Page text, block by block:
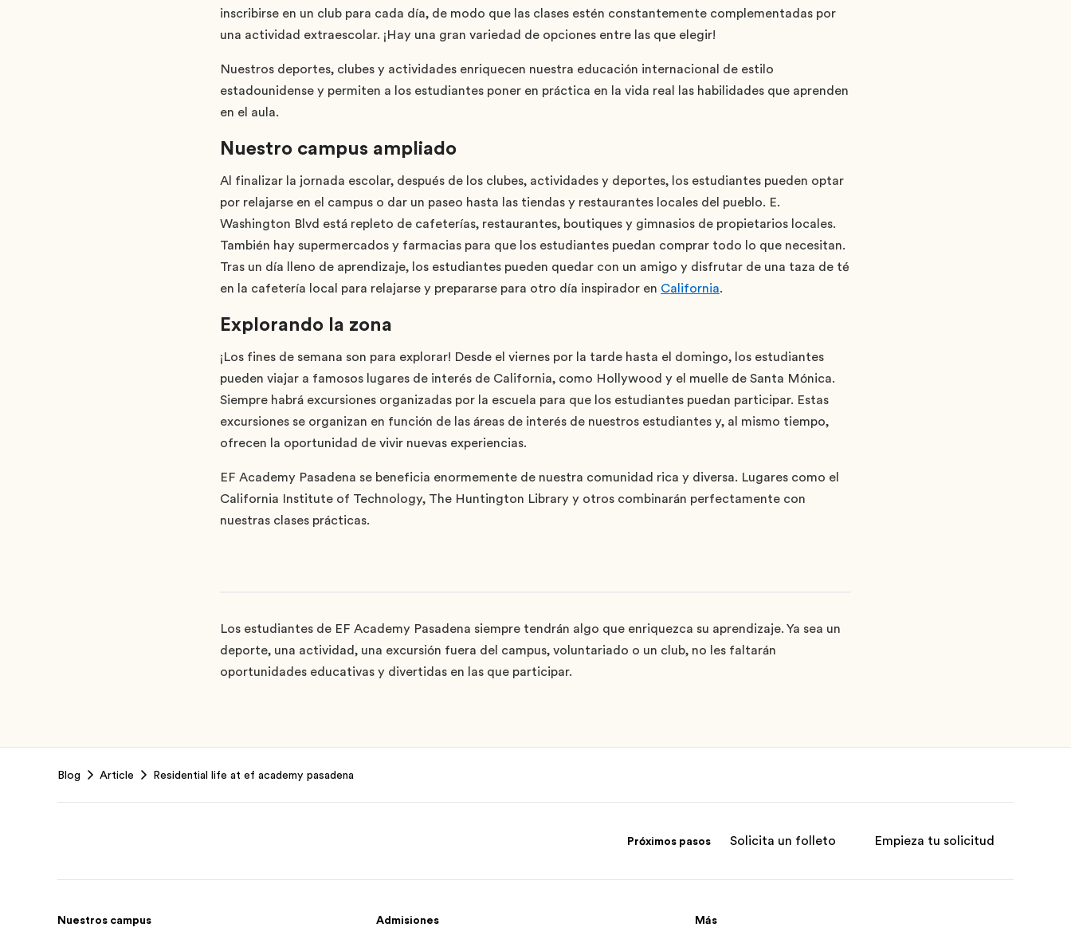
inscribirse en un club para cada día, de modo que las clases estén constantemente complementadas por
una actividad extraescolar. ¡Hay una gran variedad de opciones entre las que elegir!
Nuestros deportes, clubes y actividades enriquecen nuestra educación internacional de estilo
estadounidense y permiten a los estudiantes poner en práctica en la vida real las habilidades que aprenden
en el aula.
Nuestro campus ampliado
Al finalizar la jornada escolar, después de los clubes, actividades y deportes, los estudiantes pueden optar
por relajarse en el campus o dar un paseo hasta las tiendas y restaurantes locales del pueblo. E.
Washington Blvd está repleto de cafeterías, restaurantes, boutiques y gimnasios de propietarios locales.
También hay supermercados y farmacias para que los estudiantes puedan comprar todo lo que necesitan.
Tras un día lleno de aprendizaje, los estudiantes pueden quedar con un amigo y disfrutar de una taza de té
en la cafetería local para relajarse y prepararse para otro día inspirador en California.
Explorando la zona
¡Los fines de semana son para explorar! Desde el viernes por la tarde hasta el domingo, los estudiantes
pueden viajar a famosos lugares de interés de California, como Hollywood y el muelle de Santa Mónica.
Siempre habrá excursiones organizadas por la escuela para que los estudiantes puedan participar. Estas
excursiones se organizan en función de las áreas de interés de nuestros estudiantes y, al mismo tiempo,
ofrecen la oportunidad de vivir nuevas experiencias.
EF Academy Pasadena se beneficia enormemente de nuestra comunidad rica y diversa. Lugares como el
California Institute of Technology, The Huntington Library y otros combinarán perfectamente con
nuestras clases prácticas.
Los estudiantes de EF Academy Pasadena siempre tendrán algo que enriquezca su aprendizaje. Ya sea un
deporte, una actividad, una excursión fuera del campus, voluntariado o un club, no les faltarán
oportunidades educativas y divertidas en las que participar.
Blog Article Residential life at ef academy pasadena
Próximos pasos Solicita un folleto Empieza tu solicitud
Nuestros campus Admisiones Más